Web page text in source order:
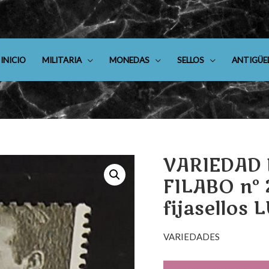
INICIO MILITARIA MONEDAS SELLOS
VARIEDAD
FILABO
fijasellos
VARIEDADES